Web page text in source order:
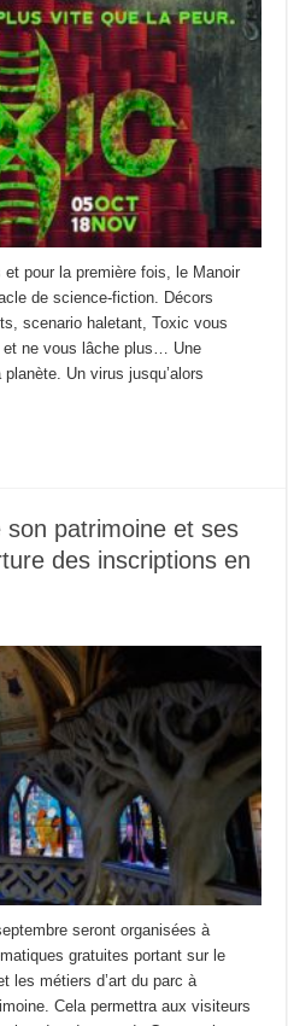
et pour la première fois, le Manoir
de science-fiction. Décors
scenario haletant, Toxic vous
ne vous lâche plus… Une
Un virus jusqu’alors
son patrimoine et ses
des inscriptions en
seront organisées à
gratuites portant sur le
les métiers d’art du parc à
Cela permettra aux visiteurs